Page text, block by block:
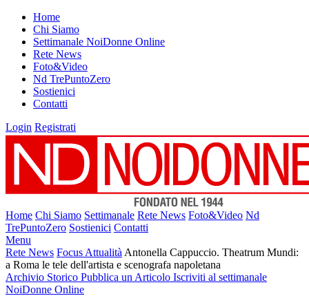
Home
Chi Siamo
Settimanale NoiDonne Online
Rete News
Foto&Video
Nd TrePuntoZero
Sostienici
Contatti
Login Registrati
Home Chi Siamo Settimanale Rete News Foto&Video Nd
TrePuntoZero Sostienici Contatti
Menu
Rete News Focus Attualità Antonella Cappuccio. Theatrum Mundi:
a Roma le tele dell'artista e scenografa napoletana
Archivio Storico Pubblica un Articolo Iscriviti al settimanale
NoiDonne Online